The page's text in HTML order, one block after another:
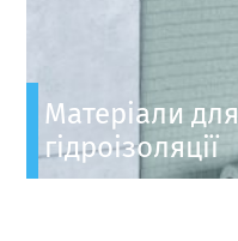
Матеріали для
гідроізоляції